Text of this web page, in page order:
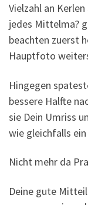
Vielzahl an
jedes Mittelma?
beachten zuerst
Hauptfoto
Hingegen
bessere Halfte
sie Dein Umriss
wie gleichfalls
Nicht mehr da
Deine gute